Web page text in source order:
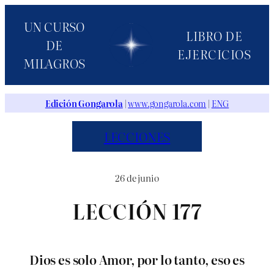
contenido
UN CURSO
DE
MILAGROS
LIBRO DE
EJERCICIOS
Edición Gongarola |www.gongarola.com | ENG
LECCIONES
26 de junio
LECCIÓN 177
Dios es solo Amor, por lo tanto, eso es